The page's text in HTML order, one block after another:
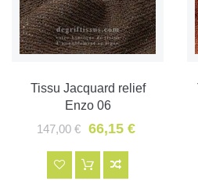
Tissu Jacquard relief
Enzo 06
147,00 €
66,15 €